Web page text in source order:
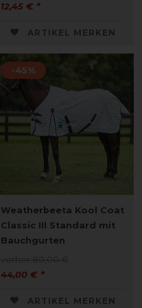
12,45 € *
ARTIKEL MERKEN
-45%
Weatherbeeta Kool Coat
Classic III Standard mit
Bauchgurten
44,00 € *
ARTIKEL MERKEN